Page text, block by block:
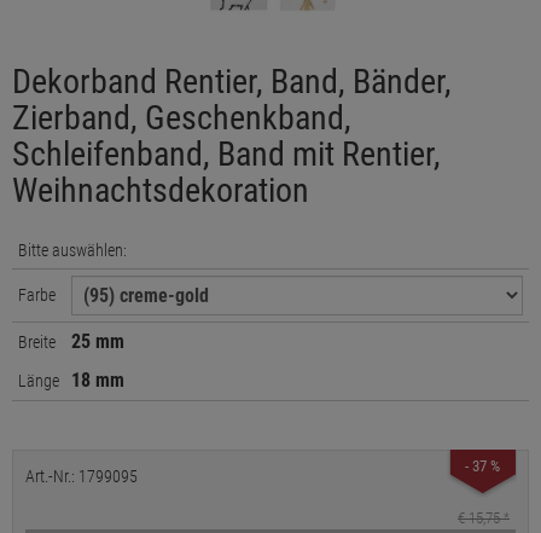
Dekorband Rentier, Band, Bänder,
Zierband, Geschenkband,
Schleifenband, Band mit Rentier,
Weihnachtsdekoration
Bitte auswählen:
Farbe
Breite 25 mm
Länge 18 mm
- 37 %
Art.-Nr.: 1799095
€ 15,75*